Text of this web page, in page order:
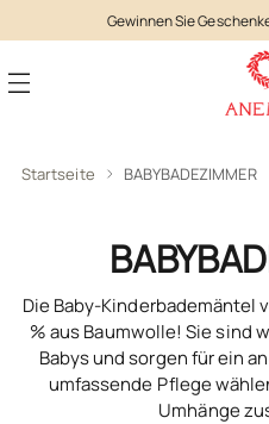
Gewinnen Sie
Startseite BABYBADEZIMMER
Die Baby-Kinderbademäntel
% aus Baumwolle! Sie sind
Babys und sorgen für ein
umfassende Pflege
Umhänge